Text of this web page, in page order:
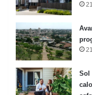
Sol